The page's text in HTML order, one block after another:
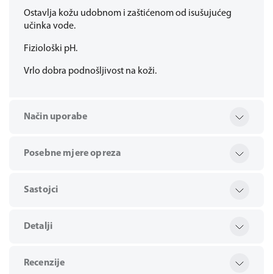
Ostavlja kožu udobnom i zaštićenom od isušujućeg
učinka vode.
Fiziološki pH.
Vrlo dobra podnošljivost na koži.
Način uporabe
Posebne mjere opreza
Sastojci
Detalji
Recenzije